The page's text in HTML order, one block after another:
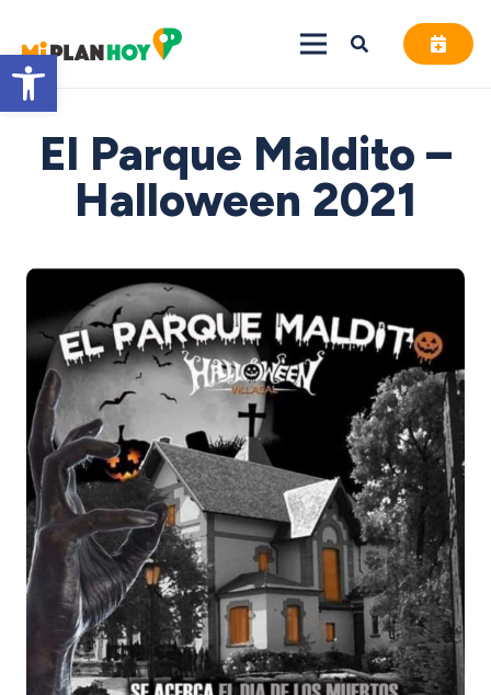
Abrir barra de herramientas
El Parque Maldito –
Halloween 2021